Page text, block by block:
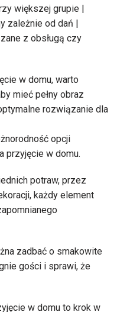
większej grupie |
zależnie od dań |
z obsługą czy
w domu, warto
mieć pełny obraz
rozwiązanie dla
opcji
przyjęcie w domu.
potraw, przez
każdy element
zadbać o smakowite
gości i sprawi, że
w domu to krok w